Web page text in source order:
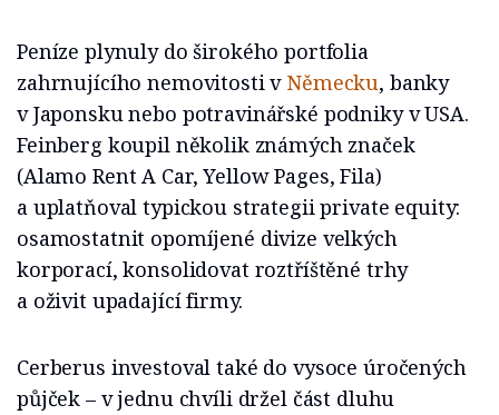
Peníze plynuly do širokého portfolia
zahrnujícího nemovitosti v Německu, banky
v Japonsku nebo potravinářské podniky v USA.
Feinberg koupil několik známých značek
(Alamo Rent A Car, Yellow Pages, Fila)
a uplatňoval typickou strategii private equity:
osamostatnit opomíjené divize velkých
korporací, konsolidovat roztříštěné trhy
a oživit upadající firmy.
Cerberus investoval také do vysoce úročených
půjček – v jednu chvíli držel část dluhu